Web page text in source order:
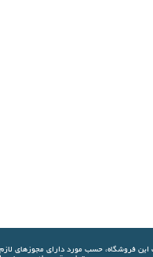
اين فروشگاه، حسب مورد دارای مجوزهای